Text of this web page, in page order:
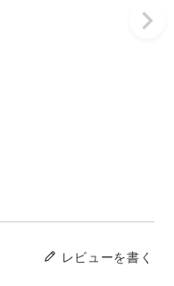
レビューを書く